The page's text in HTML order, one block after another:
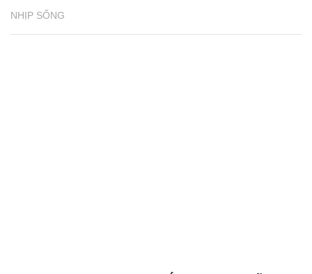
NHỊP SỐNG